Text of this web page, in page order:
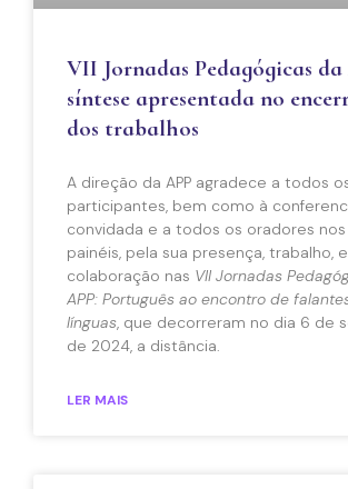
VII Jornadas Pedagógicas da
síntese apresentada no
dos trabalhos
A direção da APP agradece a todos
participantes, bem como à
convidada e a todos os oradores
painéis, pela sua presença, trabalho,
colaboração nas VII Jornadas
APP: Português ao encontro de
línguas, que decorreram no dia 6 de
de 2024, a distância.
LER MAIS